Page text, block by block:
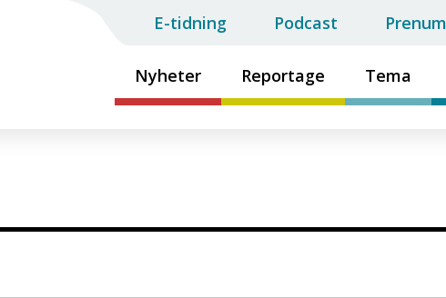
Nyheter Reportage Tema
E-tidning Podcast